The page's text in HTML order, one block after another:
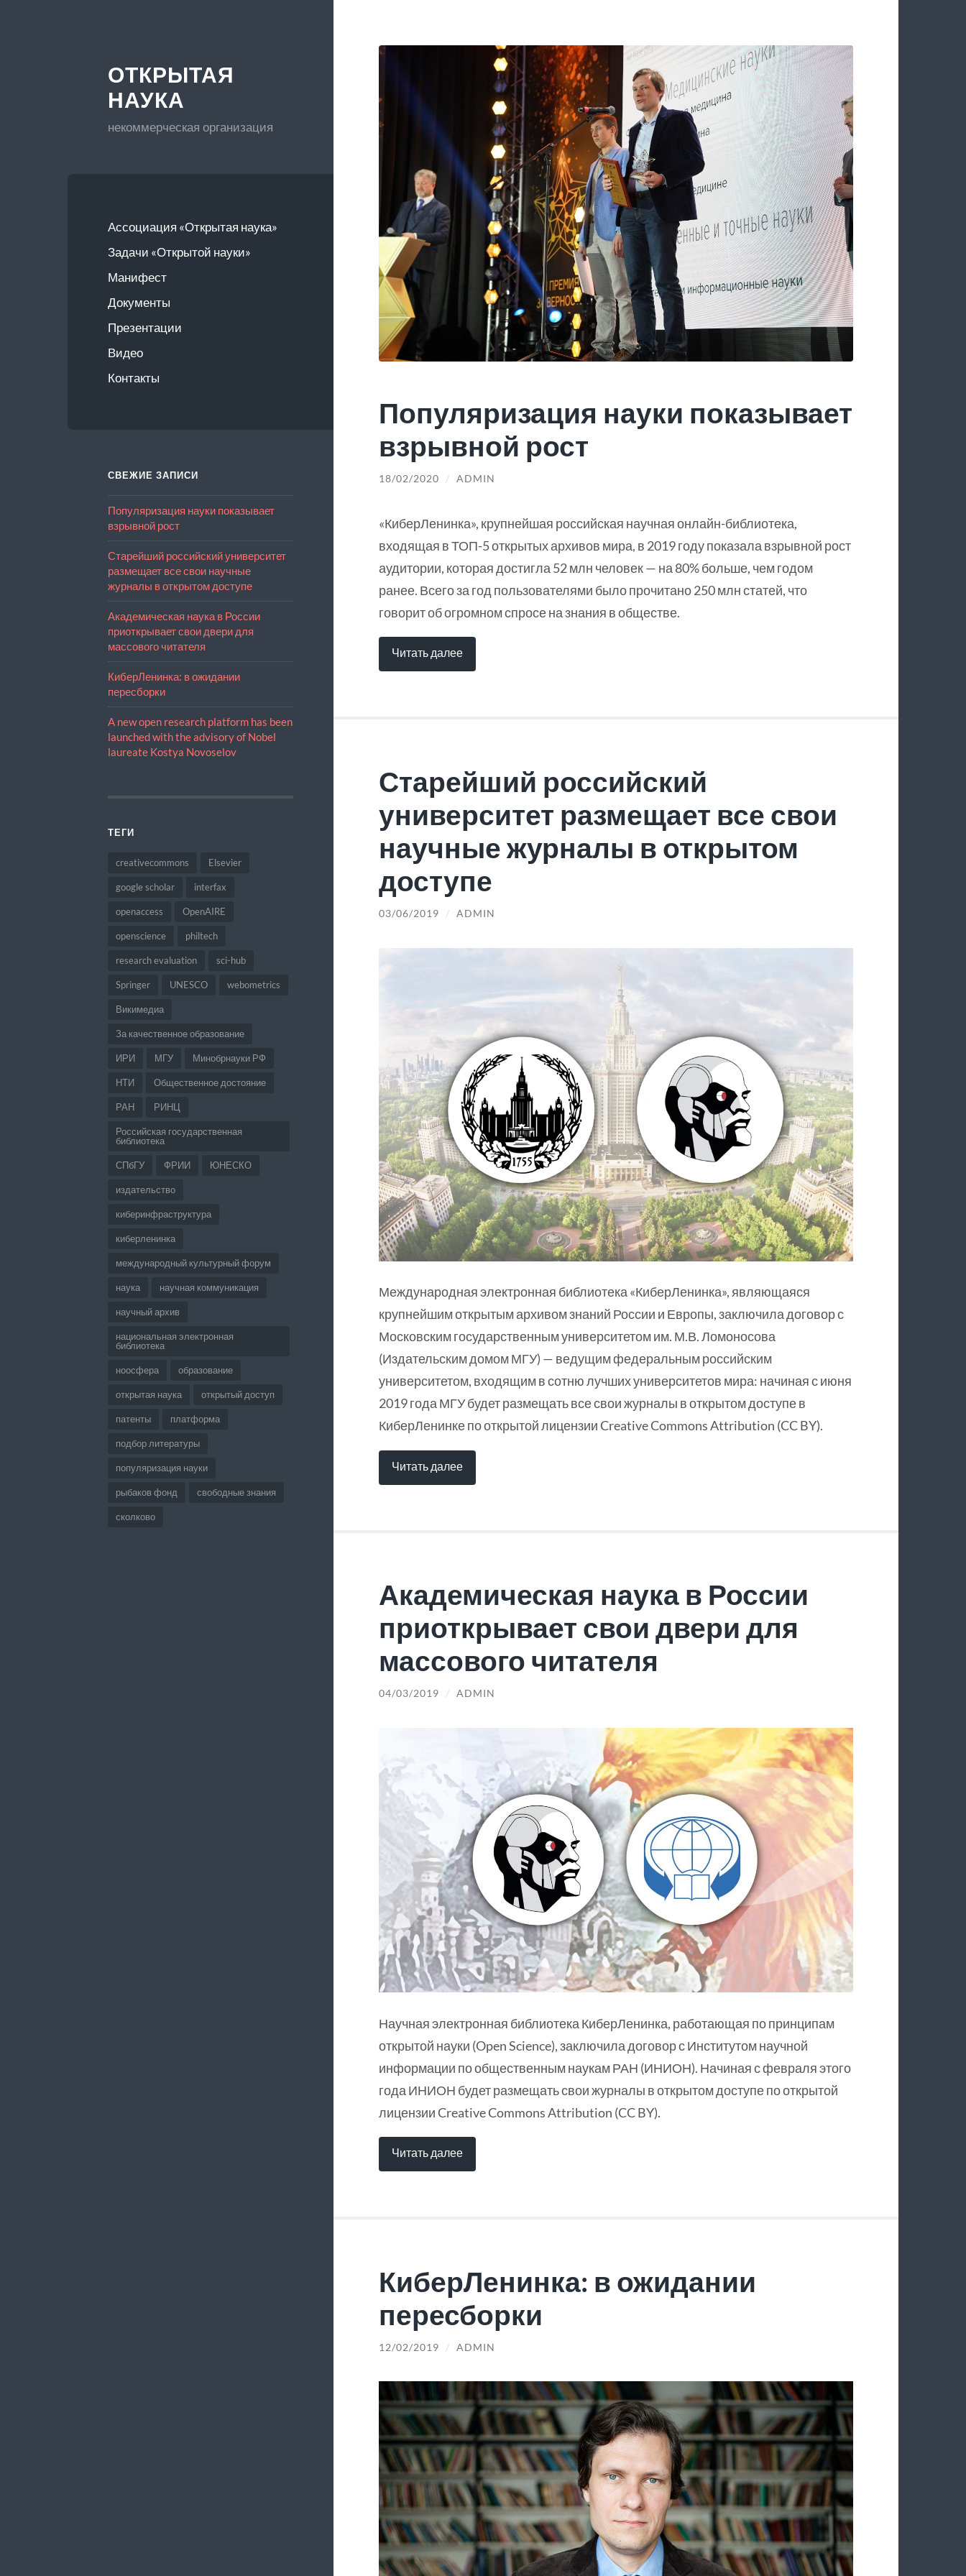
ОТКРЫТАЯ
НАУКА
некоммерческая организация
Ассоциация «Открытая наука»
Задачи «Открытой науки»
Манифест
Документы
Презентации
Видео
Контакты
СВЕЖИЕ ЗАПИСИ
Популяризация науки показывает
взрывной рост
Старейший российский университет
размещает все свои научные
журналы в открытом доступе
Академическая наука в России
приоткрывает свои двери для
массового читателя
КиберЛенинка: в ожидании
пересборки
A new open research platform has been
launched with the advisory of Nobel
laureate Kostya Novoselov
ТЕГИ
creativecommons Elsevier
google scholar interfax
openaccess OpenAIRE
openscience philtech
research evaluation sci-hub
Springer UNESCO webometrics
Викимедиа
За качественное образование
ИРИ МГУ Минобрнауки РФ
НТИ Общественное достояние
РАН РИНЦ
Российская государственная
библиотека
СПбГУ ФРИИ ЮНЕСКО
издательство
киберинфраструктура
киберленинка
международный культурный форум
наука научная коммуникация
научный архив
национальная электронная
библиотека
ноосфера образование
открытая наука открытый доступ
патенты платформа
подбор литературы
популяризация науки
рыбаков фонд свободные знания
сколково
Популяризация науки показывает
взрывной рост
18/02/2020 / ADMIN
«КиберЛенинка», крупнейшая российская научная онлайн-библиотека,
входящая в ТОП-5 открытых архивов мира, в 2019 году показала взрывной рост
аудитории, которая достигла 52 млн человек — на 80% больше, чем годом
ранее. Всего за год пользователями было прочитано 250 млн статей, что
говорит об огромном спросе на знания в обществе.
Читать далее
Старейший российский
университет размещает все свои
научные журналы в открытом
доступе
03/06/2019 / ADMIN
Международная электронная библиотека «КиберЛенинка», являющаяся
крупнейшим открытым архивом знаний России и Европы, заключила договор с
Московским государственным университетом им. М.В. Ломоносова
(Издательским домом МГУ) — ведущим федеральным российским
университетом, входящим в сотню лучших университетов мира: начиная с июня
2019 года МГУ будет размещать все свои журналы в открытом доступе в
КиберЛенинке по открытой лицензии Creative Commons Attribution (CC BY).
Читать далее
Академическая наука в России
приоткрывает свои двери для
массового читателя
04/03/2019 / ADMIN
Научная электронная библиотека КиберЛенинка, работающая по принципам
открытой науки (Open Science), заключила договор с Институтом научной
информации по общественным наукам РАН (ИНИОН). Начиная с февраля этого
года ИНИОН будет размещать свои журналы в открытом доступе по открытой
лицензии Creative Commons Attribution (CC BY).
Читать далее
КиберЛенинка: в ожидании
пересборки
12/02/2019 / ADMIN